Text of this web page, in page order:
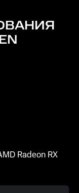
Radeon RX